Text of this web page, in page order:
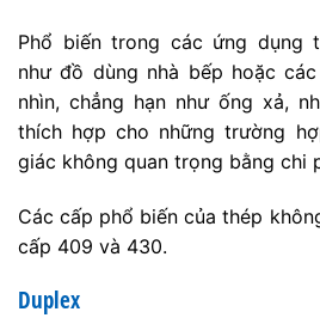
Phổ biến trong các ứng dụng
như đồ dùng nhà bếp hoặc
nhìn, chẳng hạn như ống xả,
thích hợp cho những trường
giác không quan trọng bằng chi
Các cấp phổ biến của thép
cấp 409 và 430.
Duplex